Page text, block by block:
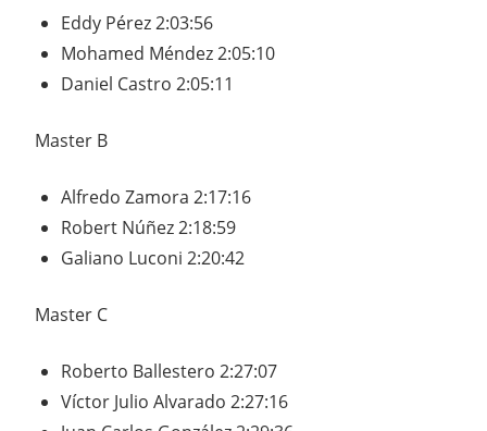
Eddy Pérez 2:03:56
Mohamed Méndez 2:05:10
Daniel Castro 2:05:11
Master B
Alfredo Zamora 2:17:16
Robert Núñez 2:18:59
Galiano Luconi 2:20:42
Master C
Roberto Ballestero 2:27:07
Víctor Julio Alvarado 2:27:16